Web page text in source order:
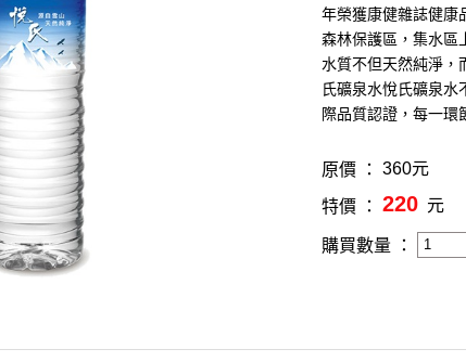
年榮獲康健雜誌健康
森林保護區，集水區
水質不但天然純淨，
氏礦泉水悅氏礦泉水
際品質認證，每一環
原價 ： 360元
特價 ： 220 元
購買數量 ：